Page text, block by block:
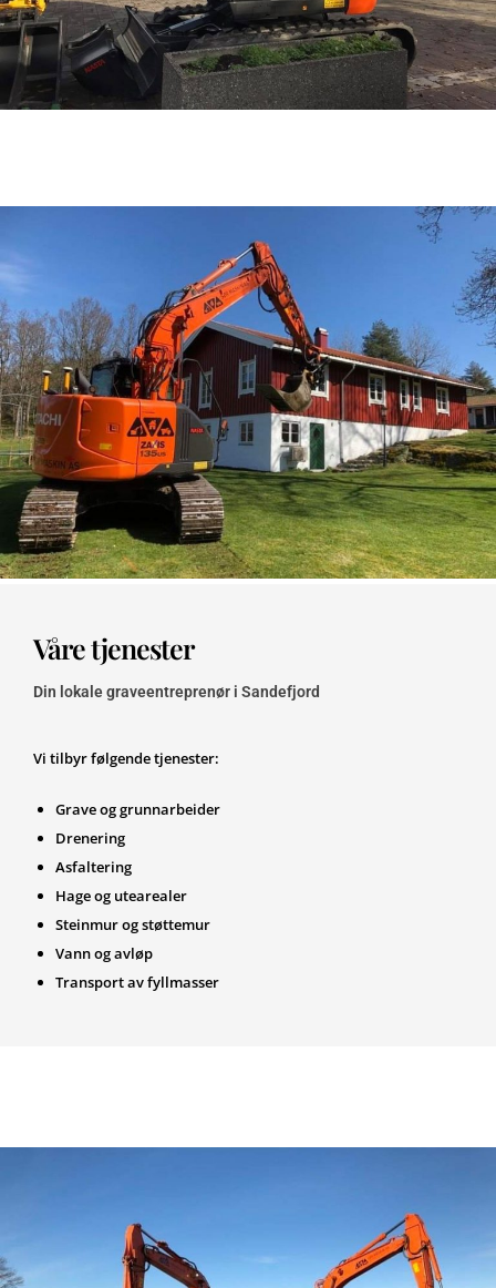
Våre tjenester
Din lokale graveentreprenør i Sandefjord
Vi tilbyr følgende tjenester:
Grave og grunnarbeider
Drenering
Asfaltering
Hage og utearealer
Steinmur og støttemur
Vann og avløp
Transport av fyllmasser